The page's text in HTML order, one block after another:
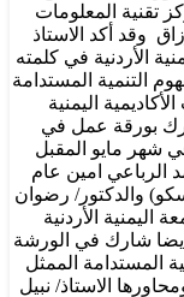
تقنية المعلومات
وقد أكد الاستاذ
الأردنية في كلمته
التنمية المستدامة
اليمنية
بورقة عمل في
شهر مايو المقبل
الرباعي امين عام
والدكتور/ رضوان
اليمنية الأردنية
شارك في الورشة
المستدامة الممثل
الاستاذ/ نبيل